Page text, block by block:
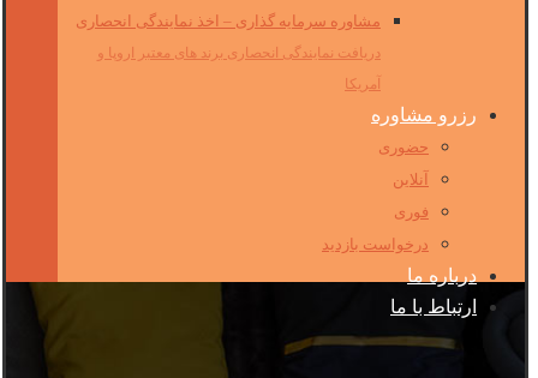
مشاوره سرمایه گذاری – اخذ نمایندگی انحصاری
دریافت نمایندگی انحصاری برند های معتبر اروپا و
آمریکا
رزرو مشاوره
حضوری
آنلاین
فوری
درخواست بازدید
درباره ما
ارتباط با ما